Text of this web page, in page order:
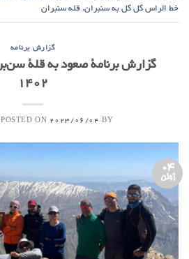
خط الراس گل گل به سنبران, قله سنبران
گزارش برنامه
۱۴۰۲
POSTED ON 2023/06/04 BY
04
ژوئن